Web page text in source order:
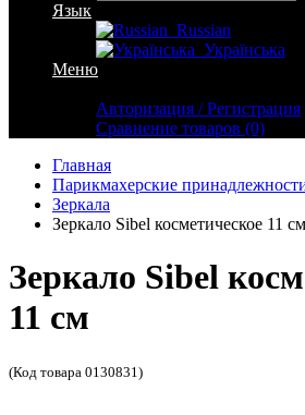
Язык
Russian
Українська
Меню
Авторизация / Регистрация
Сравнение товаров (0)
Главная
Парикмахерские
Зеркала
Зеркало Sibel косметическое 11 см
Зеркало Sibel
11 см
(Код товара 0130831)